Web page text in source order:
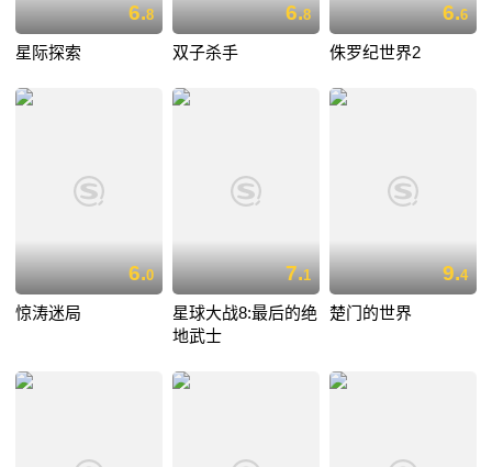
6.8
星际探索
6.8
双子杀手
6.6
侏罗纪世界2
6.0
惊涛迷局
7.1
星球大战8:最后的绝
地武士
9.4
楚门的世界